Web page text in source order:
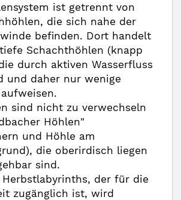
ist getrennt von
die sich nahe der
befinden. Dort handelt
Schachthöhlen (knapp
durch aktiven Wasserfluss
und daher nur wenige
sind nicht zu verwechseln
Höhlen"
und Höhle am
die oberirdisch liegen
sind.
Herbstlabyrinths, der für die
zugänglich ist, wird